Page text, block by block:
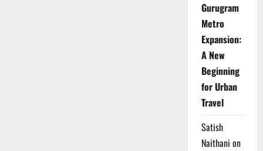
Gurugram
Metro
Expansion:
A New
Beginning
for Urban
Travel
Satish
Naithani on